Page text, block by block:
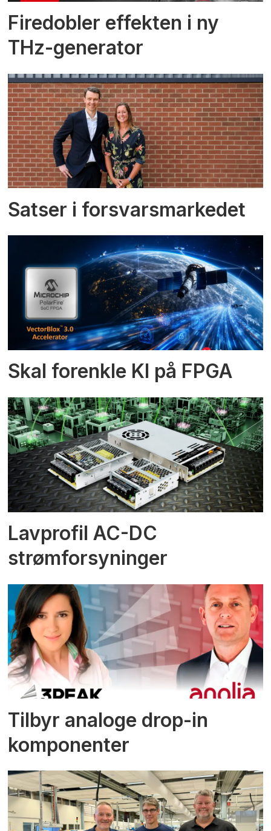
Firedobler effekten i ny
THz-generator
Satser i forsvarsmarkedet
Skal forenkle KI på FPGA
Lavprofil AC-DC
strømforsyninger
Tilbyr analoge drop-in
komponenter